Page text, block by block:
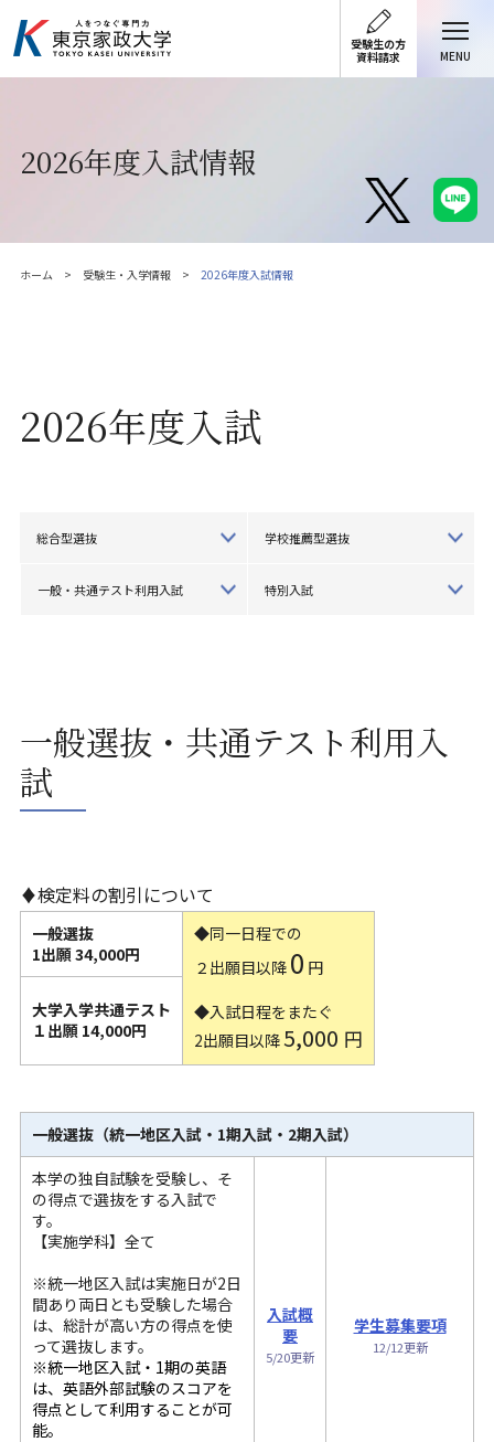
受験生の方
資料請求
MENU
2026年度入試情報
ホーム 受験生・入学情報 2026年度入試情報
2026年度入試
総合型選抜 学校推薦型選抜
一般・共通テスト利用入試 特別入試
一般選抜・共通テスト利用入
試
♦検定料の割引について
一般選抜
1出願 34,000円
◆同一日程での
２出願目以降 0 円
◆入試日程をまたぐ
2出願目以降5,000 円
大学入学共通テスト
１出願 14,000円
一般選抜（統一地区入試・1期入試・2期入試）
本学の独自試験を受験し、そ
の得点で選抜をする入試で
す。
【実施学科】全て
※統一地区入試は実施日が2日
間あり両日とも受験した場合
は、総計が高い方の得点を使
って選抜します。
※統一地区入試・1期の英語
は、英語外部試験のスコアを
得点として利用することが可
能。
入試概
要
5/20更新
学生募集要項
12/12更新